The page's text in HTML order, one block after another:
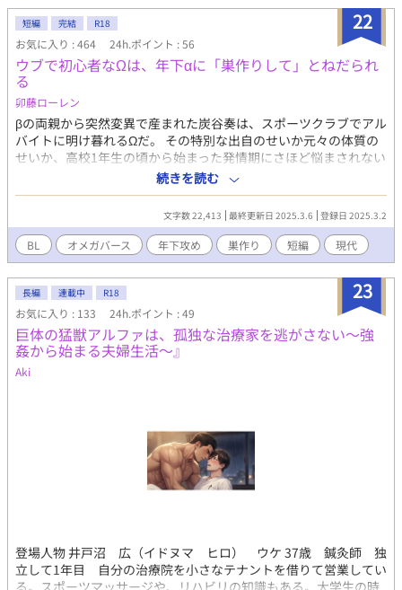
22
短編 完結 R18
お気に入り : 464 24h.ポイント : 56
ウブで初心者なΩは、年下αに「巣作りして」とねだられ
る
卯藤ローレン
βの両親から突然変異で産まれた炭谷奏は、スポーツクラブでアル
バイトに明け暮れるΩだ。 その特別な出自のせいか元々の体質の
せいか、高校1年生の頃から始まった発情期にさほど悩まされない
人生を歩んできた。 むしろ性欲はないに等しいと言っても過言で
はない。 そんな炭谷に転機が訪れたのは、大学4年生の夏。 同じ
アルバイト先で働く1つ下の後輩でαの鴻池深月、彼の匂いを嗅い
で巣作りをしたことだった。 「見せて、巣作りしてるとこ。俺の
服いっぱい使って気持ち快くなってる奏さんが見たい」。 そう言
われた炭谷の運命はいかに——？ ※ちょっと変態ちっくです。ご
注意ください。 ◆3/6ボーナストラックを追加しています。
続きを読む
文字数 22,413 最終更新日 2025.3.6 登録日 2025.3.2
BL オメガバース 年下攻め 巣作り 短編 現代
23
長編 連載中 R18
お気に入り : 133 24h.ポイント : 49
巨体の猛獣アルファは、孤独な治療家を逃がさない～強
姦から始まる夫婦生活～』
Aki
登場人物 井戸沼 広（イドヌマ ヒロ） ウケ 37歳 鍼灸師 独
立して1年目 自分の治療院を小さなテナントを借りて営業してい
る。スポーツマッサージや、リハビリの知識もある。大学生の時